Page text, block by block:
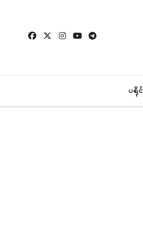
ပရိုၚ်